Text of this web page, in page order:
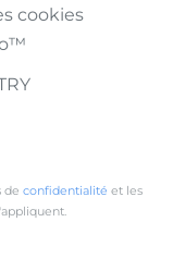
cookies
de confidentialité et les